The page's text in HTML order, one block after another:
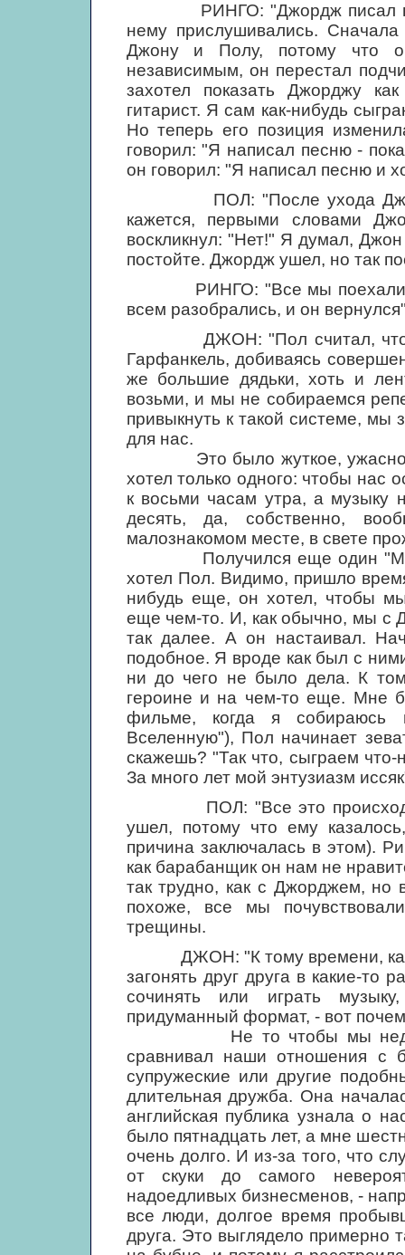
РИНГО: "Джордж писал все
нему прислушивались.
Джону и Полу, потому что
независимым, он перестал
захотел показать Джорджу
гитарист. Я сам как-нибудь
Но теперь его позиция
говорил: "Я написал песню -
он говорил: "Я написал песню и
ПОЛ: "После ухода
кажется, первыми словами
воскликнул: "Нет!" Я думал,
постойте. Джордж ушел, но так
РИНГО: "Все мы поехали к
всем разобрались, и он
ДЖОН: "Пол считал, что мы
Гapфанкель, добиваясь
же большие дядьки, хоть и
возьми, и мы не собираемся
привыкнуть к такой системе, мы
для нас.
Это было жуткое, ужасное
хотел только одного: чтобы нас
к восьми часам утра, а музыку
десять, да, собственно,
малознакомом месте, в свете
Получился еще один
хотел Пол. Видимо, пришло
нибудь еще, он хотел, чтобы
еще чем-то. И, как обычно, мы с
так далее. А он настаивал.
подобное. Я вроде как был с
ни до чего не было дела. К
героине и на чем-то еще. Мне
фильме, когда я собираюсь
Вселенную"), Пол начинает
скажешь? "Так что, сыграем
За много лет мой энтузиазм
ПОЛ: "Все это
ушел, потому что ему
причина заключалась в этом).
как барабанщик он нам не
так трудно, как с Джорджем,
похоже, все мы
трещины.
ДЖОН: "К тому времени, как
загонять друг друга в какие-то
сочинять или играть
придуманный формат, - вот
Не то чтобы мы
сравнивал наши отношения с
супружеские или другие
длительная дружба. Она
английская публика узнала о
было пятнадцать лет, а мне
очень долго. И из-за того, что
от скуки до самого
надоедливых бизнесменов, -
все люди, долгое время
друга. Это выглядело примерно